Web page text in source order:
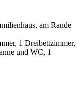
am Rande
1 Dreibettzimmer,
und WC, 1